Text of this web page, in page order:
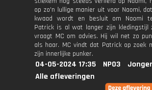
op zo'n lullige manier uit voor Naomi,
kwaad wordt en besluit om Naomi
Patrick is al wat langer zijn kledingstijl
vraagt MC om advies. Hij wil net zo
als haar. MC vindt dat Patrick op zoek
zijn innerlijke punker.
04-05-2024 17:35 NPO3
Alle afleveringen